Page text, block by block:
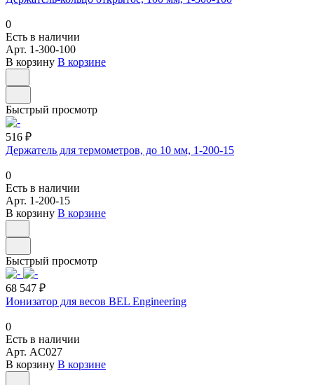
0
Есть в наличии
Арт. 1-300-100
В корзину В корзине
Быстрый просмотр
516 ₽
Держатель для термометров, до 10 мм, 1-200-15
0
Есть в наличии
Арт. 1-200-15
В корзину В корзине
Быстрый просмотр
68 547 ₽
Ионизатор для весов BEL Engineering
0
Есть в наличии
Арт. AC027
В корзину В корзине